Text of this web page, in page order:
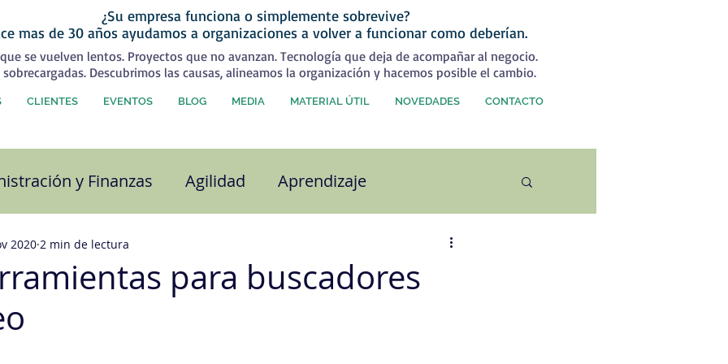
¿Su empresa funciona o simplemente sobrevive?
mas de 30 años ayudamos a organizaciones a volver a funcionar como deberían.
se vuelven lentos. Proyectos que no avanzan. Tecnología que deja de acompañar al negocio.
sobrecargadas. Descubrimos las causas, alineamos la organización y hacemos posible el cambio.
CLIENTES EVENTOS BLOG MEDIA MATERIAL ÚTIL NOVEDADES CONTACTO
y Finanzas Agilidad Aprendizaje
Capital Humano
organizacional
para buscadores
2020 2 min de lectura